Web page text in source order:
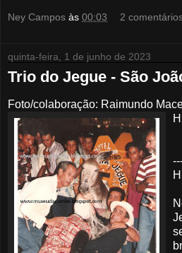
Ney Campos às 00:03 2
quinta-feira, 1 de junho de 2023
Trio do Jegue - São
Foto/colaboração: Raimundo